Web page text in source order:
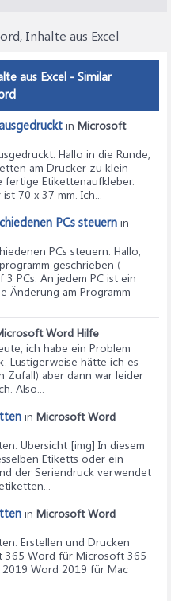
Inhalte aus Excel
aus Excel - Similar
in Microsoft
: Hallo in die Runde,
am Drucker zu klein
fertige Etikettenaufkleber.
70 x 37 mm. Ich...
PCs steuern in
PCs steuern: Hallo,
geschrieben (
PCs. An jedem PC ist ein
Änderung am Programm
Word Hilfe
ich habe ein Problem
Lustigerweise hätte ich es
Zufall) aber dann war leider
Also...
in Microsoft Word
: Übersicht [img] In diesem
Etiketts oder ein
der Seriendruck verwendet
in Microsoft Word
: Erstellen und Drucken
Word für Microsoft 365
Word 2019 für Mac